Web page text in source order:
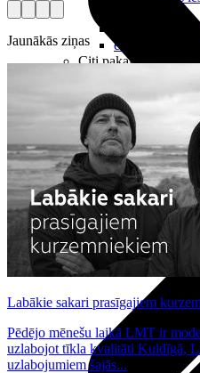
Kā kļūt par
eSIM
Citi pakalpojumi
Jaunākās ziņas
Labākie sakari prasīgajiem
Pēdējo mēnešu laikā LMT ir
uzlabojot tīkla kvalitāti Kuldīgā,
uzlabojumiem šajās...